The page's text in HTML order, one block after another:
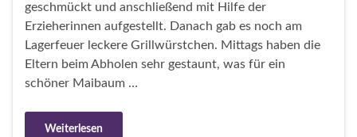
geschmückt und anschließend mit Hilfe der
Erzieherinnen aufgestellt. Danach gab es noch am
Lagerfeuer leckere Grillwürstchen. Mittags haben die
Eltern beim Abholen sehr gestaunt, was für ein
schöner Maibaum …
Weiterlesen